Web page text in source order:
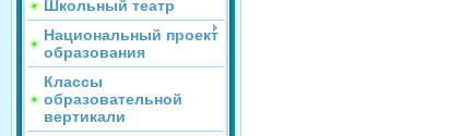
Школьный театр
Национальный проект
образования
Классы
образовательной
вертикали